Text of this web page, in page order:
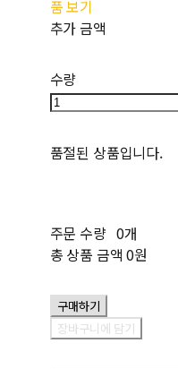
품 보기
추가 금액
수량
품절된 상품입니다.
주문 수량 0개
총 상품 금액 0원
구매하기
장바구니에 담기